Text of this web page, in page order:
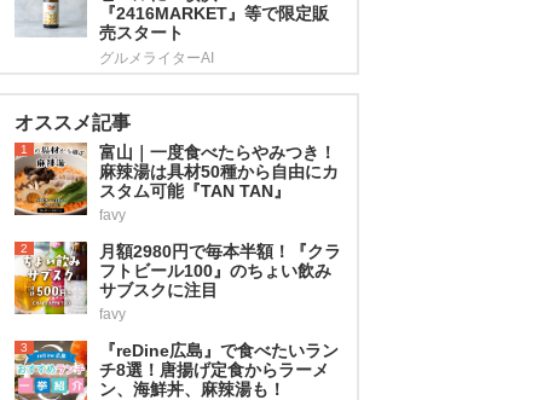
『2416MARKET』等で限定販
売スタート
グルメライターAI
オススメ記事
1
富山｜一度食べたらやみつき！
麻辣湯は具材50種から自由にカ
スタム可能『TAN TAN』
favy
2
月額2980円で毎本半額！『クラ
フトビール100』のちょい飲み
サブスクに注目
favy
3
『reDine広島』で食べたいラン
チ8選！唐揚げ定食からラーメ
ン、海鮮丼、麻辣湯も！